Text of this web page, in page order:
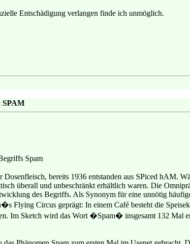
Entschädigung verlangen finde ich unmöglich.
SPAM
Spam
bereits 1936 entstanden aus SPiced hAM.
überall und unbeschränkt erhältlich waren. Die
des Begriffs. Als Synonym für eine unnötig
Flying Circus geprägt: In einem Café besteht die
Im Sketch wird das Wort �Spam� insgesamt 132 Mal